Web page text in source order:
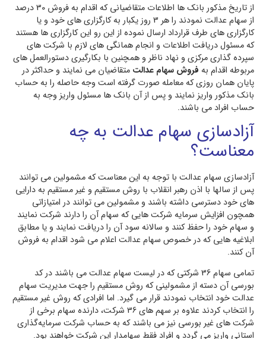
از تاریخ مذکور بانک ها اطلاعات متقاضیانی که اقدام به فروش 30 درصد
از سهام عدالت نمودند را هر 3 روز یکبار به کارگزاری های خود و یا
کارگزاری های طرف قرارداد ارسال نموده از این رو این کارگزاری ها هستند
که مسئول دریافت اطلاعات و انجام همانگی های لازم با شرکت های
سپرده گذاری مرکزی و نهاد ناظر و همچنین با بکارگیری دستورالعمل های
مربوطه اقدام به فروش سهام عدالت متقاضیان می نمایند و حداکثر در
پایان همان روزی که معامله صورت گرفته است وجه حاصله را به حساب
بانک مذکور واریز نمایند و پس از آن بانک ها مسئول واریز وجه به
حساب افراد می باشند.
آزادسازی سهام عدالت به چه
معناست؟
آزادسازی سهام عدالت با توجه به این معناست که مشمولین می توانند
پس از سالها با اذن رهبر انقلاب با روش مستقیم و غیر مستقیم به دارایی
های خود دسترسی داشته باشند و مشمولین می توانند در امتیازاتی
همچون افزایش سرمایه شرکت هایی که سهام آن را دارند شرکت نمایند
و سهام خود را حفظ کنند و سالانه سود آن را دریافت نمایند و یا مطابق
ابلاغیه هایی که در خصوص سهام عدالت اعلام می شود اقدام به فروش
آن کنند.
تمامی سهام 36 شرکتی که در لیست سهام عدالت می باشند در کد
بورسی آن دسته از مشمولینی که روش مستقیم را جهت مدیریت سهام
عدالت خود انتخاب نمودند قرار می گیرد. اما افرادی که روش غیر مستقیم
را انتخاب کردند علاوه بر سهم های 36 شرکت، دارنده سهام برخی از
شرکت های غیر بورسی نیز می باشند که به حساب شرکت سرمایه‌گذاری
استانی واریز می گردد و افراد فقط سهامدار این شرکت خواهند بود.